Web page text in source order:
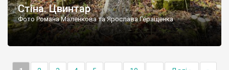
Стіна. Цвинтар
Фото Романа Маленкова та Ярослава Геращенка